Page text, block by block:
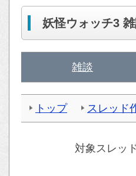
妖怪ウォッチ3
雑談
トップ スレッド
対象スレッ